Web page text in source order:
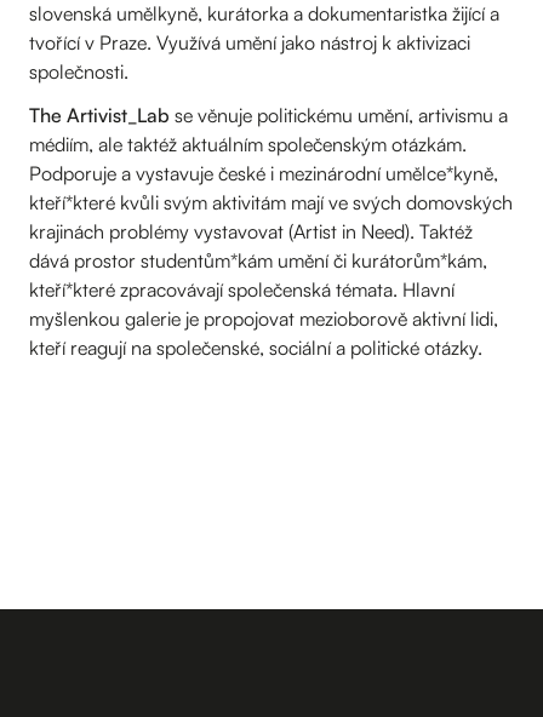
slovenská umělkyně, kurátorka a dokumentaristka žijící a
tvořící v Praze. Využívá umění jako nástroj k aktivizaci
společnosti.
The Artivist_Lab se věnuje politickému umění, artivismu a
médiím, ale taktéž aktuálním společenským otázkám.
Podporuje a vystavuje české i mezinárodní umělce*kyně,
kteří*které kvůli svým aktivitám mají ve svých domovských
krajinách problémy vystavovat (Artist in Need). Taktéž
dává prostor studentům*kám umění či kurátorům*kám,
kteří*které zpracovávají společenská témata. Hlavní
myšlenkou galerie je propojovat mezioborově aktivní lidi,
kteří reagují na společenské, sociální a politické otázky.